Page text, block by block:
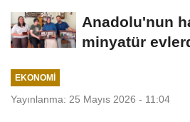
Anadolu'nun
minyatür
EKONOMI
Yayınlanma: 25 Mayıs 2026 - 11:04